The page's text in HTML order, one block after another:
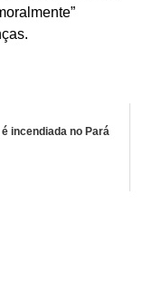
incendiada no Pará